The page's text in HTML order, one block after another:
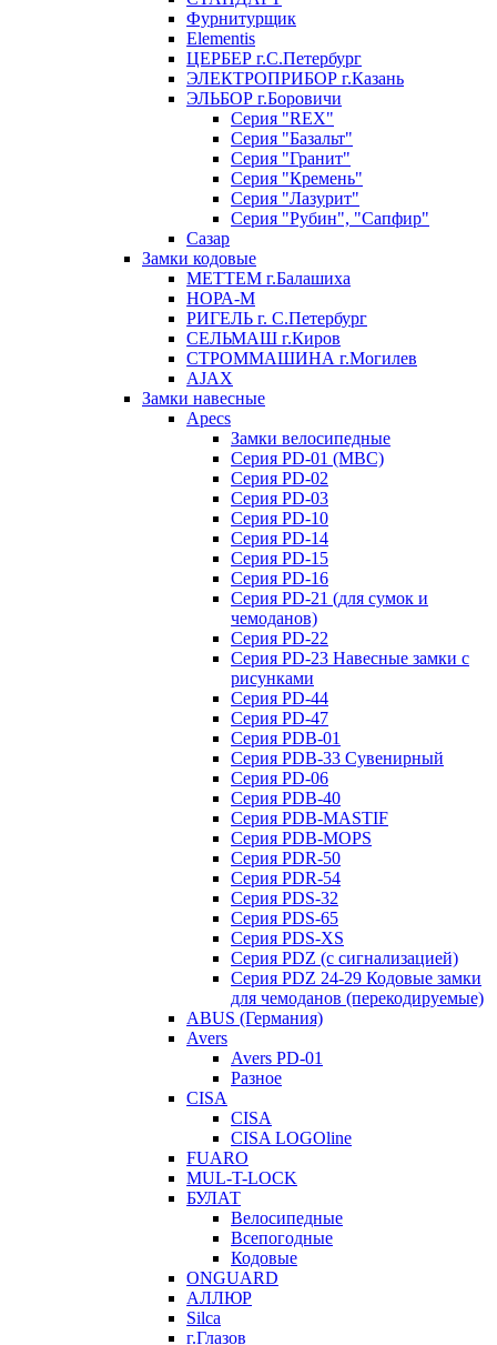
Фурнитурщик
Elementis
ЦЕРБЕР г.С.Петербург
ЭЛЕКТРОПРИБОР г.Казань
ЭЛЬБОР г.Боровичи
Серия "REX"
Серия "Базальт"
Серия "Гранит"
Серия "Кремень"
Серия "Лазурит"
Серия "Рубин", "Сапфир"
Сазар
Замки кодовые
МЕТТЕМ г.Балашиха
НОРА-М
РИГЕЛЬ г. С.Петербург
СЕЛЬМАШ г.Киров
СТРОММАШИНА г.Могилев
AJAX
Замки навесные
Apecs
Замки велосипедные
Серия PD-01 (МВС)
Серия PD-02
Серия PD-03
Серия PD-10
Серия PD-14
Серия PD-15
Серия PD-16
Серия PD-21 (для сумок и
чемоданов)
Серия PD-22
Серия PD-23 Навесные замки с
рисунками
Серия PD-44
Серия PD-47
Серия PDB-01
Серия PDB-33 Сувенирный
Серия PD-06
Серия PDB-40
Серия PDB-MASTIF
Серия PDB-MOPS
Серия PDR-50
Серия PDR-54
Серия PDS-32
Серия PDS-65
Серия PDS-XS
Серия PDZ (с сигнализацией)
Серия PDZ 24-29 Кодовые замки
для чемоданов (перекодируемые)
ABUS (Германия)
Avers
Avers PD-01
Разное
CISA
CISA
CISA LOGOline
FUARO
MUL-T-LOCK
БУЛАТ
Велосипедные
Всепогодные
Кодовые
ONGUARD
АЛЛЮР
Silca
г.Глазов